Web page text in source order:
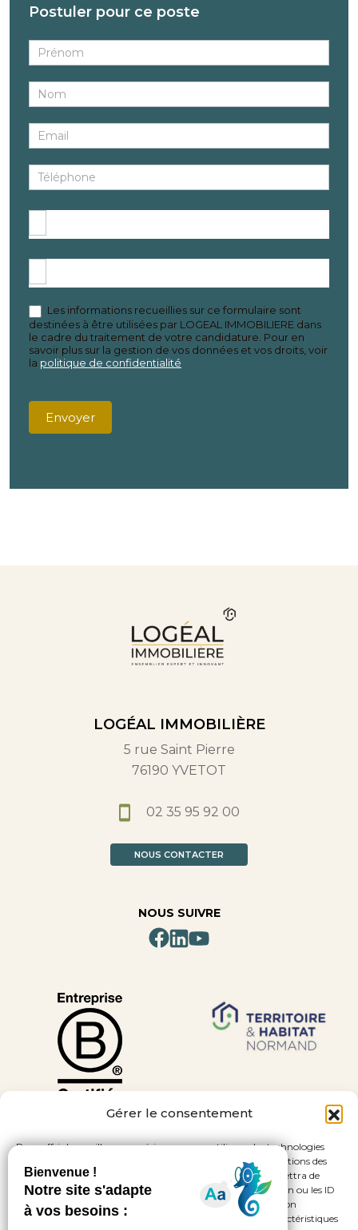
Gérer le consentement
Pour offrir les meilleures expériences, nous utilisons des technologies
telles que les cookies pour stocker et/ou accéder aux informations des
appareils. Le fait de consentir à ces technologies nous permettra de
traiter des données telles que le comportement de navigation ou les ID
uniques sur ce site. Le fait de ne pas consentir ou de retirer son
consentement peut avoir un effet négatif sur certaines caractéristiques
Postuler pour ce poste
Recrutement
Site
internet
Les informations recueillies sur ce formulaire sont
destinées à être utilisées par LOGEAL IMMOBILIERE dans
le cadre du traitement de votre candidature. Pour en
savoir plus sur la gestion de vos données et vos droits, voir
la politique de confidentialité
Envoyer
LOGÉAL IMMOBILIÈRE
5 rue Saint Pierre
76190 YVETOT
02 35 95 92 00
NOUS CONTACTER
NOUS SUIVRE